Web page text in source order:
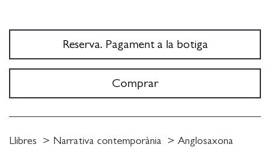
Reserva. Pagament a la botiga
Comprar
Llibres Narrativa contemporània Anglosaxona